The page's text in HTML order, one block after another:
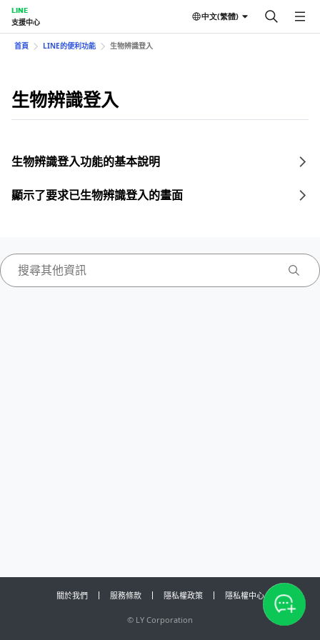
LINE
支援中心
中文(繁體)
首頁 LINE的便利功能 生物辨識登入
生物辨識登入
生物辨識登入功能的基本說明
顯示了要求已生物辨識登入的畫面
關於我們 服務條款 隱私權政策 隱私權中心
© LY Corporation